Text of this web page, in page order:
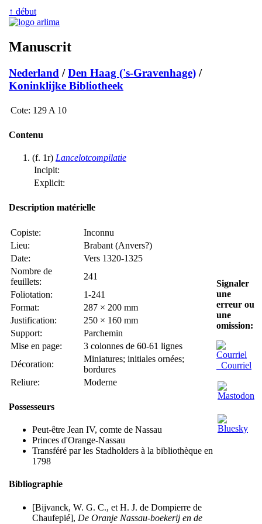
↑ début
Manuscrit
Nederland /Den Haag ('s-Gravenhage) /
Koninklijke Bibliotheek
Cote: 129 A 10
Contenu
(f. 1r) Lancelotcompilatie
Incipit:
Explicit:
Description matérielle
Copiste:
Inconnu
Lieu:
Brabant (Anvers?)
Date:
Vers 1320-1325
Nombre de
feuillets:
241
Foliotation:
1-241
Format:
287 × 200 mm
Justification:
250 × 160 mm
Support:
Parchemin
Mise en page:
3 colonnes de 60-61 lignes
Décoration:
Miniatures; initiales ornées;
bordures
Reliure:
Moderne
Possesseurs
Peut-être Jean IV, comte de Nassau
Princes d'Orange-Nassau
Transféré par les Stadholders à la bibliothèque en
1798
Bibliographie
[Bijvanck, W. G. C., et H. J. de Dompierre de
Chaufepié], De Oranje Nassau-boekerij en de
Signaler
une
erreur ou
une
omission:
Courriel